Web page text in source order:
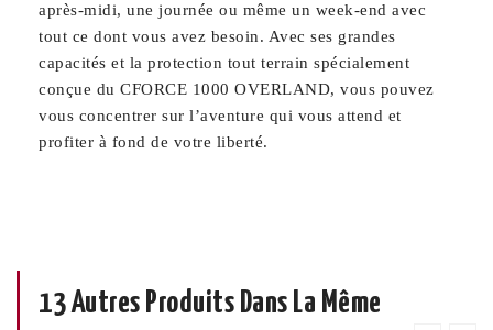
après-midi, une journée ou même un week-end avec
tout ce dont vous avez besoin. Avec ses grandes
capacités et la protection tout terrain spécialement
conçue du CFORCE 1000 OVERLAND, vous pouvez
vous concentrer sur l’aventure qui vous attend et
profiter à fond de votre liberté.
13 Autres Produits Dans La Même